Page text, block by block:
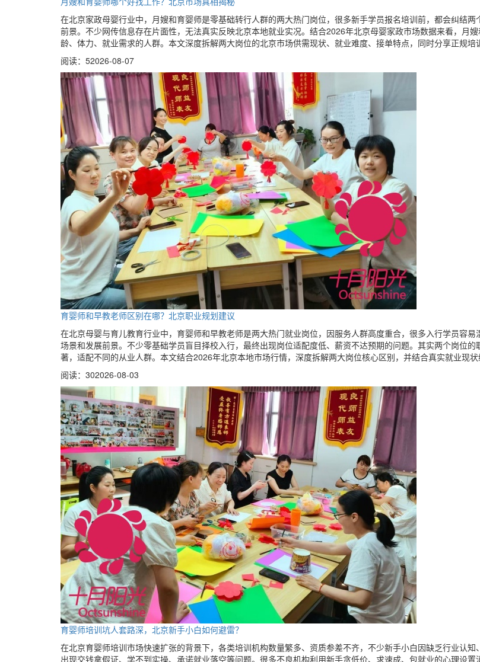
在北京家政母婴行业中，月嫂和育婴师是零基础转行人群的两大热门岗位，很多新手学员报名培训前，都会纠结
前景。不少网传信息存在片面性，无法真实反映北京本地就业实况。结合2026年北京母婴家政市场数据来看，月
龄、体力、就业需求的人群。本文深度拆解两大岗位的北京市场供需现状、就业难度、接单特点，同时分享正规培
阅读：52026-08-07
育婴师和早教老师区别在哪？北京职业规划建议
在北京母婴与育儿教育行业中，育婴师和早教老师是两大热门就业岗位，因服务人群高度重合，很多入行学员容
场景和发展前景。不少零基础学员盲目择校入行，最终出现岗位适配度低、薪资不达预期的问题。其实两个岗位
著，适配不同的从业人群。本文结合2026年北京本地市场行情，深度拆解两大岗位核心区别，并结合真实就业现
阅读：302026-08-03
育婴师培训坑人套路深，北京新手小白如何避雷？
在北京育婴师培训市场快速扩张的背景下，各类培训机构数量繁多、资质参差不齐，不少新手小白因缺乏行业认知
出现交钱拿假证、学不到实操、承诺就业落空等问题。很多不良机构利用新手贪低价、求速成、包就业的心理设